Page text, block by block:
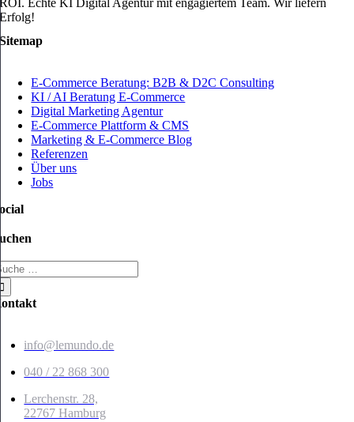
Erfolg!
Sitemap
E-Commerce Beratung: B2B & D2C Consulting
KI / AI Beratung E-Commerce
Digital Marketing Agentur
E-Commerce Plattform & CMS
Marketing & E-Commerce Blog
Referenzen
Über uns
Jobs
info@lemundo.de
040 / 22 868 300
Lerchenstr. 28,
22767 Hamburg